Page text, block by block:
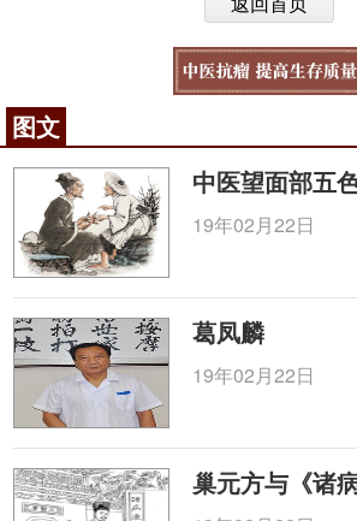
图文
中医望面部五
19年02月22日
葛凤麟
19年02月22日
巢元方与《诸